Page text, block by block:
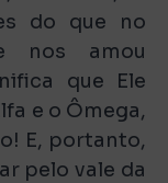
do que no
nos amou
que Ele
e o Ômega,
E, portanto,
pelo vale da